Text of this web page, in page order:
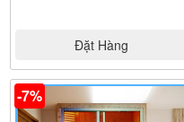
Đặt Hàng
-7%